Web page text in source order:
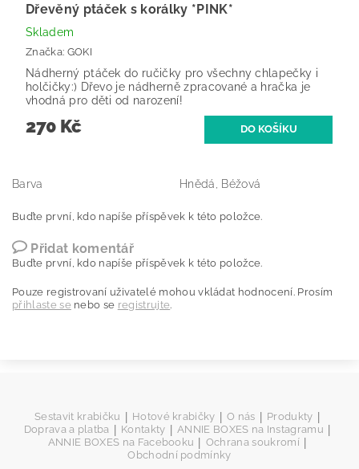
Dřevěný ptáček s korálky *PINK*
Skladem
Značka: GOKI
Nádherný ptáček do ručičky pro všechny chlapečky i
holčičky:) Dřevo je nádherně zpracované a hračka je
vhodná pro děti od narození!
270 Kč
Barva Hnědá, Béžová
Buďte první, kdo napíše příspěvek k této položce.
Přidat komentář
Buďte první, kdo napíše příspěvek k této položce.
Pouze registrovaní uživatelé mohou vkládat hodnocení. Prosím
přihlaste se nebo se registrujte.
Sestavit krabičku | Hotové krabičky | O nás | Produkty |
Doprava a platba | Kontakty | ANNIE BOXES na Instagramu |
ANNIE BOXES na Facebooku | Ochrana soukromí |
Obchodní podmínky